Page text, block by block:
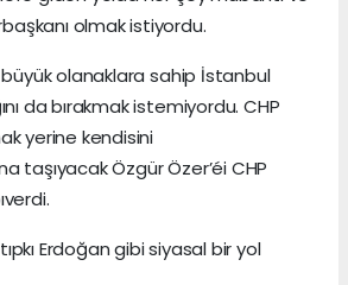
olmak istiyordu.
olanaklara sahip İstanbul
da bırakmak istemiyordu. CHP
yerine kendisini
taşıyacak Özgür Özer’éi CHP
Erdoğan gibi siyasal bir yol